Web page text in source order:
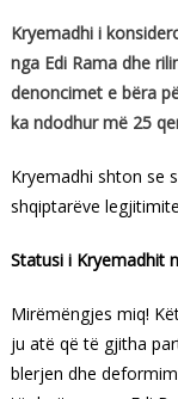
Kryemadhi i
nga Edi Rama dhe
denoncimet e bëra
ka ndodhur më 25
Kryemadhi shton se
shqiptarëve
Statusi i Kryemadhit
Mirëmëngjes miq!
ju atë që të gjitha
blerjen dhe